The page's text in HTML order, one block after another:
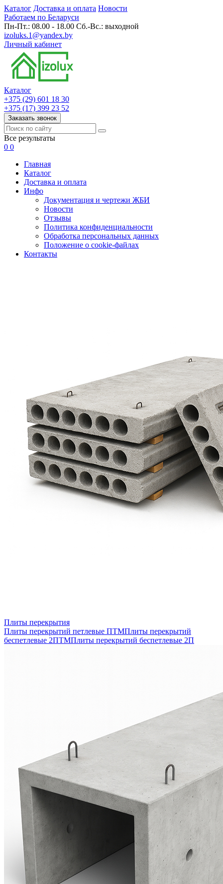
Каталог Доставка и оплата Новости
Работаем по Беларуси
Пн-Пт.: 08.00 - 18.00 Сб.-Вс.: выходной
izoluks.1@yandex.by
Личный кабинет
Каталог
+375 (29) 601 18 30
+375 (17) 399 23 52
Заказать звонок
Все результаты
0 0
Главная
Каталог
Доставка и оплата
Инфо
Документация и чертежи ЖБИ
Новости
Отзывы
Политика конфиденциальности
Обработка персональных данных
Положение о cookie-файлах
Контакты
Плиты перекрытия
Плиты перекрытий петлевые ПТМПлиты перекрытий
беспетлевые 2ПТМПлиты перекрытий беспетлевые 2П